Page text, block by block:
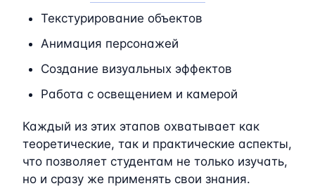
Текстурирование объектов
Анимация персонажей
Создание визуальных эффектов
Работа с освещением и камерой
Каждый из этих этапов охватывает как
теоретические, так и практические аспекты,
что позволяет студентам не только изучать,
но и сразу же применять свои знания.